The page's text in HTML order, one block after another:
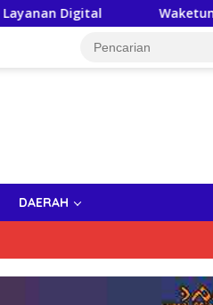
Waketum Kadin
DAERAH